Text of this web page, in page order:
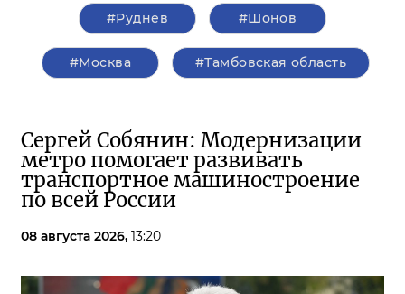
#Руднев #Шонов
#Москва #Тамбовская область
Сергей Собянин: Модернизации
метро помогает развивать
транспортное машиностроение
по всей России
08 августа 2026, 13:20